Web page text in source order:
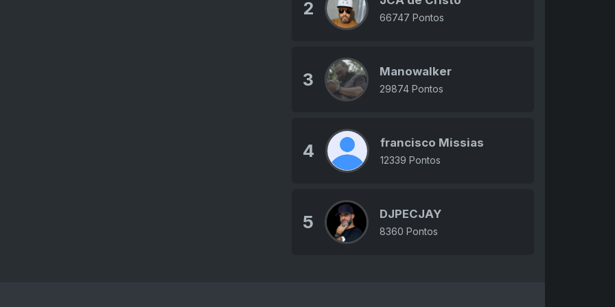
2 66747 Pontos
3 Manowalker
29874 Pontos
4 francisco Missias
12339 Pontos
5 DJPECJAY
8360 Pontos